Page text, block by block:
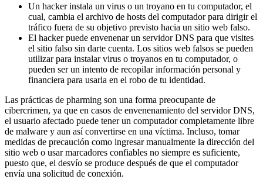
Un hacker instala un virus o un troyano en tu computador, el
cual, cambia el archivo de hosts del computador para dirigir el
tráfico fuera de su objetivo previsto hacia un sitio web falso.
El hacker puede envenenar un servidor DNS para que visites
el sitio falso sin darte cuenta. Los sitios web falsos se pueden
utilizar para instalar virus o troyanos en tu computador, o
pueden ser un intento de recopilar información personal y
financiera para usarla en el robo de tu identidad.
Las prácticas de pharming son una forma preocupante de
cibercrimen, ya que en casos de envenenamiento del servidor DNS,
el usuario afectado puede tener un computador completamente libre
de malware y aun así convertirse en una víctima. Incluso, tomar
medidas de precaución como ingresar manualmente la dirección del
sitio web o usar marcadores confiables no siempre es suficiente,
puesto que, el desvío se produce después de que el computador
envía una solicitud de conexión.